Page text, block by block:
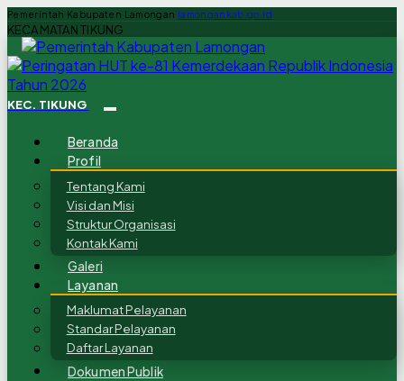
Pemerintah Kabupaten Lamongan lamongankab.go.id
KECAMATAN TIKUNG
KEC. TIKUNG
Beranda
Profil
Tentang Kami
Visi dan Misi
Struktur Organisasi
Kontak Kami
Galeri
Layanan
Maklumat Pelayanan
Standar Pelayanan
Daftar Layanan
Dokumen Publik